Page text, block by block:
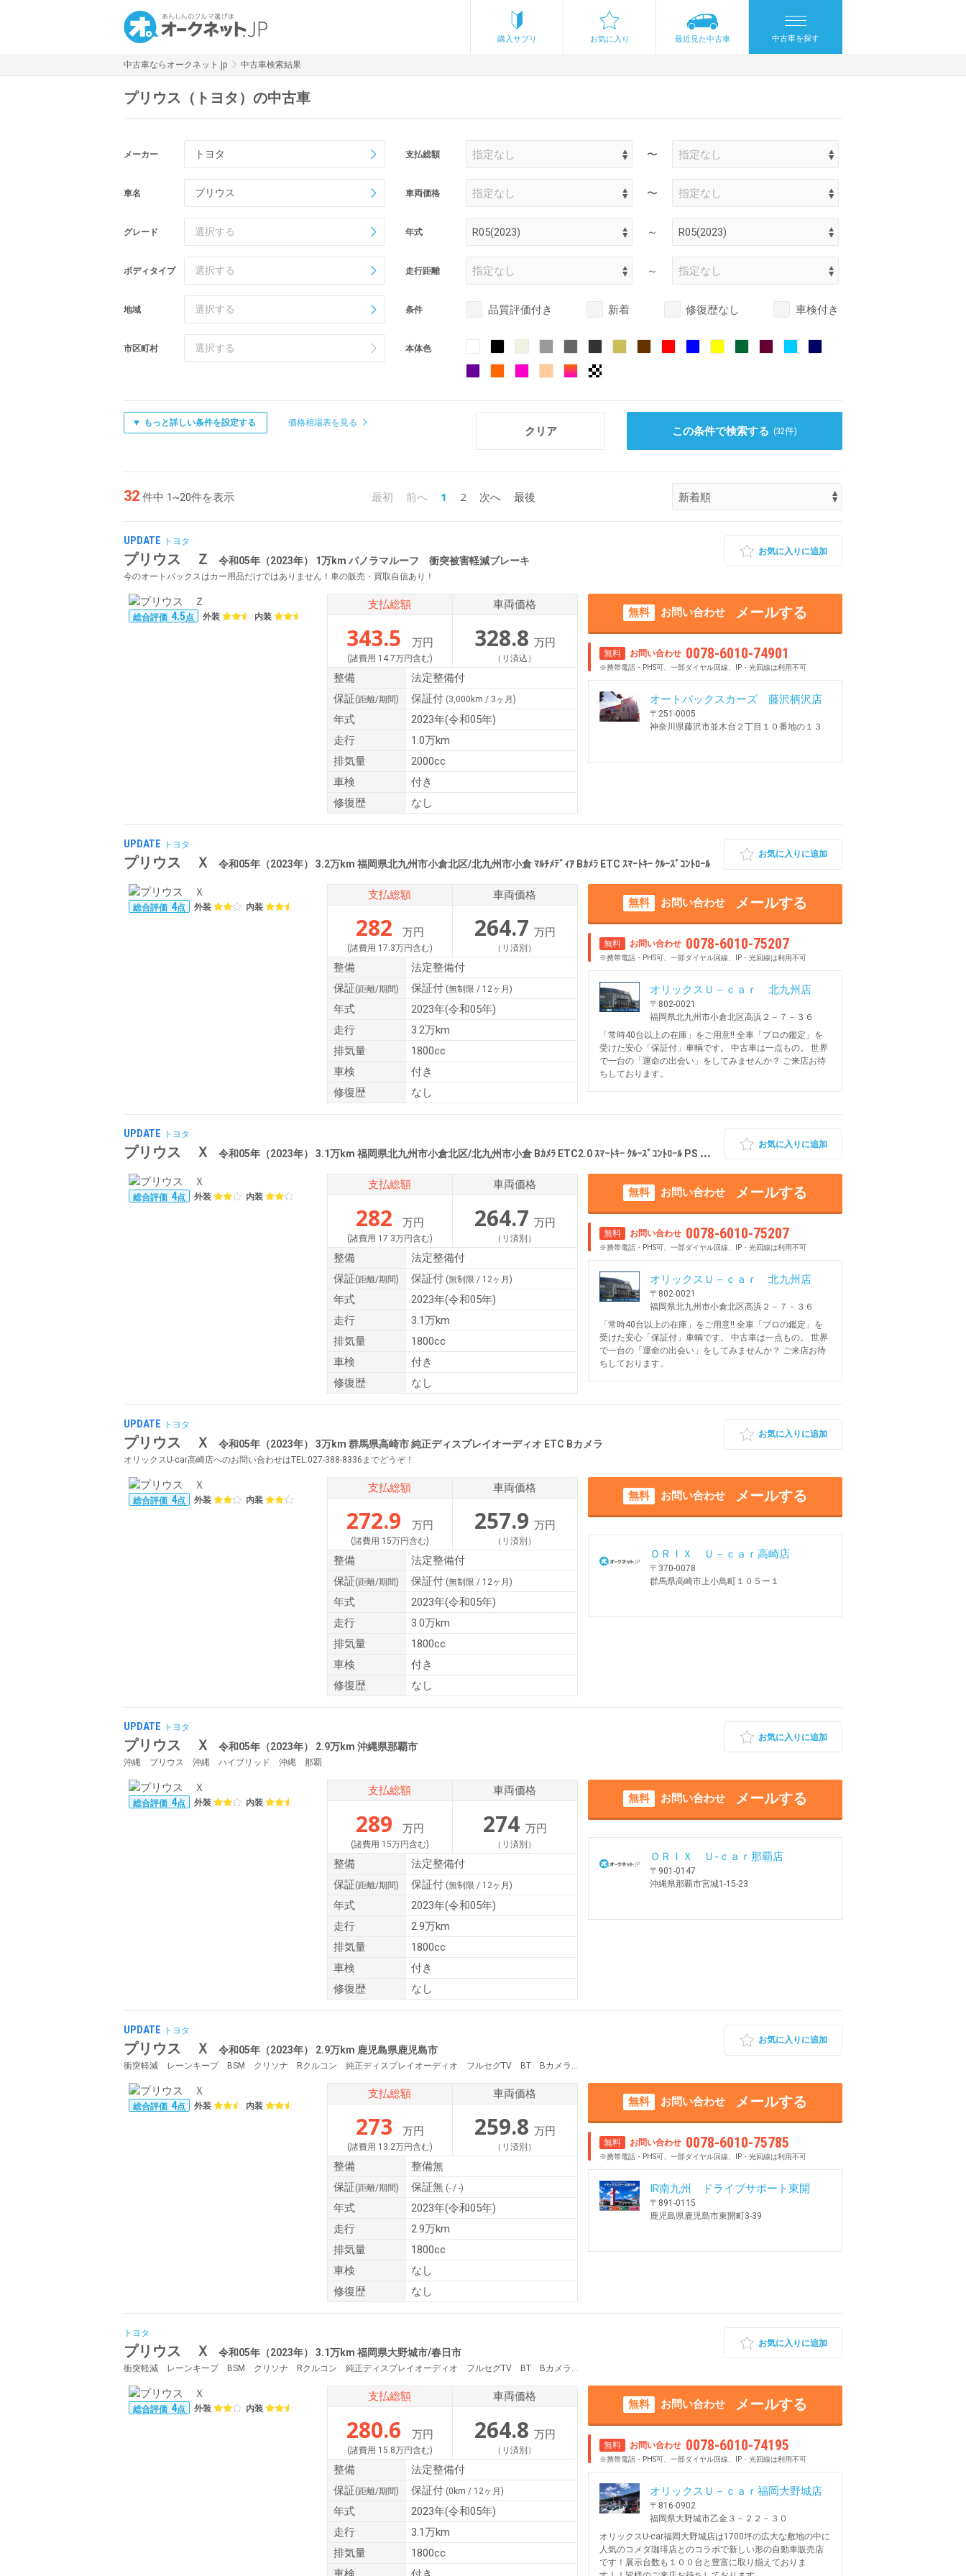
購入サプリ お気に入り 最近見た中古車 中古車を探す
中古車ならオークネット.jp 中古車検索結果
プリウス（トヨタ）の中古車
メーカー トヨタ
車名
グレード 選択する
ボディタイプ 選択する
地域 選択する
市区町村 選択する
支払総額 〜
車両価格 〜
年式 ～
走行距離 ～
条件 品質評価付き 新着 修復歴なし 車検付き
本体色
もっと詳しい条件を設定する 価格相場表を見る
この条件で検索する (32件)
32 件中 1~20件を表示 最初 前へ 1 2 次へ 最後
UPDATE トヨタ
プリウス Ｚ 令和05年（2023年） 1万km パノラマルーフ 衝突被害軽減ブレーキ
今のオートバックスはカー用品だけではありません！車の販売・買取自信あり！
お気に入りに追加
総合評価 4.5点 外装 内装
支払総額
343.5 万円
(諸費用 14.7万円含む)
車両価格
328.8 万円
（リ済込）
整備
法定整備付
保証(距離/期間) 保証付(3,000km / 3ヶ月)
年式
2023年(令和05年)
走行
1.0万km
排気量
2000cc
車検
付き
修復歴
なし
無料 お問い合わせ メールする
無料 お問い合わせ 0078-6010-74901
※携帯電話・PHS可、一部ダイヤル回線、IP・光回線は利用不可
オートバックスカーズ 藤沢柄沢店
〒251-0005
神奈川県藤沢市並木台２丁目１０番地の１３
UPDATE トヨタ
プリウス Ｘ 令和05年（2023年） 3.2万km 福岡県北九州市小倉北区/北九州市小倉 ﾏﾙﾁﾒﾃﾞｨｱ Bｶﾒﾗ ETC ｽﾏｰﾄｷｰ ｸﾙｰｽﾞｺﾝﾄﾛｰﾙ
お気に入りに追加
総合評価 4点 外装 内装
支払総額
282 万円
(諸費用 17.3万円含む)
車両価格
264.7 万円
（リ済別）
整備
法定整備付
保証(距離/期間) 保証付(無制限 / 12ヶ月)
年式
2023年(令和05年)
走行
3.2万km
排気量
1800cc
車検
付き
修復歴
なし
無料 お問い合わせ メールする
無料 お問い合わせ 0078-6010-75207
※携帯電話・PHS可、一部ダイヤル回線、IP・光回線は利用不可
オリックスＵ－ｃａｒ 北九州店
〒802-0021
福岡県北九州市小倉北区高浜２－７－３６
「常時40台以上の在庫」をご用意!! 全車「プロの鑑定」を
受けた安心「保証付」車輌です。 中古車は一点もの。 世界
で一台の「運命の出会い」をしてみませんか？ ご来店お待
ちしております。
UPDATE トヨタ
プリウス Ｘ 令和05年（2023年） 3.1万km 福岡県北九州市小倉北区/北九州市小倉 Bｶﾒﾗ ETC2.0 ｽﾏｰﾄｷｰ ｸﾙｰｽﾞｺﾝﾄﾛｰﾙ PS PW
お気に入りに追加
総合評価 4点 外装 内装
支払総額
282 万円
(諸費用 17.3万円含む)
車両価格
264.7 万円
（リ済別）
整備
法定整備付
保証(距離/期間) 保証付(無制限 / 12ヶ月)
年式
2023年(令和05年)
走行
3.1万km
排気量
1800cc
車検
付き
修復歴
なし
無料 お問い合わせ メールする
無料 お問い合わせ 0078-6010-75207
※携帯電話・PHS可、一部ダイヤル回線、IP・光回線は利用不可
オリックスＵ－ｃａｒ 北九州店
〒802-0021
福岡県北九州市小倉北区高浜２－７－３６
「常時40台以上の在庫」をご用意!! 全車「プロの鑑定」を
受けた安心「保証付」車輌です。 中古車は一点もの。 世界
で一台の「運命の出会い」をしてみませんか？ ご来店お待
ちしております。
UPDATE トヨタ
プリウス Ｘ 令和05年（2023年） 3万km 群馬県高崎市 純正ディスプレイオーディオ ETC Bカメラ
オリックスU-car高崎店へのお問い合わせはTEL:027-388-8336までどうぞ！
お気に入りに追加
総合評価 4点 外装 内装
支払総額
272.9 万円
(諸費用 15万円含む)
車両価格
257.9 万円
（リ済別）
整備
法定整備付
保証(距離/期間) 保証付(無制限 / 12ヶ月)
年式
2023年(令和05年)
走行
3.0万km
排気量
1800cc
車検
付き
修復歴
なし
無料 お問い合わせ メールする
ＯＲＩＸ Ｕ－ｃａｒ高崎店
〒370-0078
群馬県高崎市上小鳥町１０５ー１
UPDATE トヨタ
プリウス Ｘ 令和05年（2023年） 2.9万km 沖縄県那覇市
沖縄 プリウス 沖縄 ハイブリッド 沖縄 那覇
お気に入りに追加
総合評価 4点 外装 内装
支払総額
289 万円
(諸費用 15万円含む)
車両価格
274 万円
（リ済別）
整備
法定整備付
保証(距離/期間) 保証付(無制限 / 12ヶ月)
年式
2023年(令和05年)
走行
2.9万km
排気量
1800cc
車検
付き
修復歴
なし
無料 お問い合わせ メールする
ＯＲＩＸ Ｕ-ｃａｒ那覇店
〒901-0147
沖縄県那覇市宮城1-15-23
UPDATE トヨタ
プリウス Ｘ 令和05年（2023年） 2.9万km 鹿児島県鹿児島市
衝突軽減 レーンキープ BSM クリソナ Rクルコン 純正ディスプレイオーディオ フルセグTV BT Bカメラ ETC LEDヘッド スマートキー Pスタート オートAC 電格ミラー ウィンカーミラー Aハイビーム / ス
お気に入りに追加
総合評価 4点 外装 内装
支払総額
273 万円
(諸費用 13.2万円含む)
車両価格
259.8 万円
（リ済別）
整備
整備無
保証(距離/期間) 保証無(- / -)
年式
2023年(令和05年)
走行
2.9万km
排気量
1800cc
車検
なし
修復歴
なし
無料 お問い合わせ メールする
無料 お問い合わせ 0078-6010-75785
※携帯電話・PHS可、一部ダイヤル回線、IP・光回線は利用不可
IR南九州 ドライブサポート東開
〒891-0115
鹿児島県鹿児島市東開町3-39
トヨタ
プリウス Ｘ 令和05年（2023年） 3.1万km 福岡県大野城市/春日市
衝突軽減 レーンキープ BSM クリソナ Rクルコン 純正ディスプレイオーディオ フルセグTV BT Bカメラ ETC LEDヘッド スマートキー Pスタート オートAC 電格ミラー ウィンカーミラー Aハイビーム
お気に入りに追加
総合評価 4点 外装 内装
支払総額
280.6 万円
(諸費用 15.8万円含む)
車両価格
264.8 万円
（リ済別）
整備
法定整備付
保証(距離/期間) 保証付(0km / 12ヶ月)
年式
2023年(令和05年)
走行
3.1万km
排気量
1800cc
無料 お問い合わせ メールする
無料 お問い合わせ 0078-6010-74195
※携帯電話・PHS可、一部ダイヤル回線、IP・光回線は利用不可
オリックスＵ－ｃａｒ福岡大野城店
〒816-0902
福岡県大野城市乙金３－２２－３０
オリックスU-car福岡大野城店は1700坪の広大な敷地の中に
人気のコメダ珈琲店とのコラボで新しい形の自動車販売店
です！展示台数も１００台と豊富に取り揃えておりま